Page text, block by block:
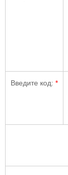
Введите код: *